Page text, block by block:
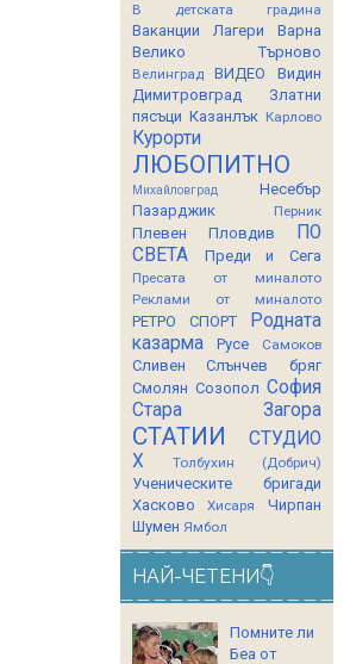
В детската градина
Ваканции Лагери
Варна
Велико Търново
Велинград ВИДЕО
Видин
Димитровград
Златни
пясъци Казанлък Карлово
Курорти
ЛЮБОПИТНО
Михайловград
Несебър
Пазарджик
Перник
Плевен Пловдив
ПО
СВЕТА
Преди и Сега
Пресата от миналото
Реклами от миналото
РЕТРО СПОРТ
Родната
казарма
Русе Самоков
Сливен
Слънчев бряг
Смолян Созопол София
Стара Загора
СТАТИИ
СТУДИО
Х
Толбухин (Добрич)
Ученическите бригади
Хасково
Хисаря
Чирпан
Шумен Ямбол
НАЙ-ЧЕТЕНИ👇
Помните ли
Беа от